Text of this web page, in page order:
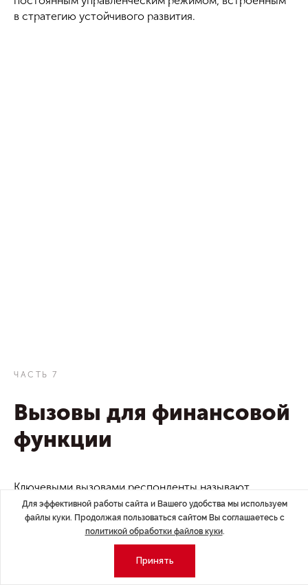
в стратегию устойчивого развития.
ЧАСТЬ 7
Вызовы для финансовой
функции
Ключевыми вызовами респонденты называют
макроэкономическую и геополитическую
неопределённость, высокую стоимость заемного
капитала, необходимость оптимизации бюджетов,
и автоматизации финансовых процессов.
Для эффективной работы сайта и Вашего удобства мы используем
файлы куки. Продолжая пользоваться сайтом Вы соглашаетесь с
политикой обработки файлов куки.
Принять